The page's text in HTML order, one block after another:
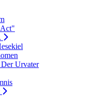
Urvater